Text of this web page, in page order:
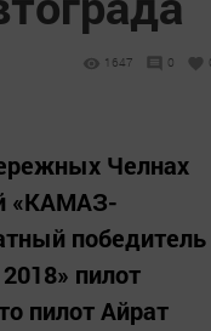
1647 0
Челнах
«КАМАЗ-
победитель
пилот
пилот Айрат